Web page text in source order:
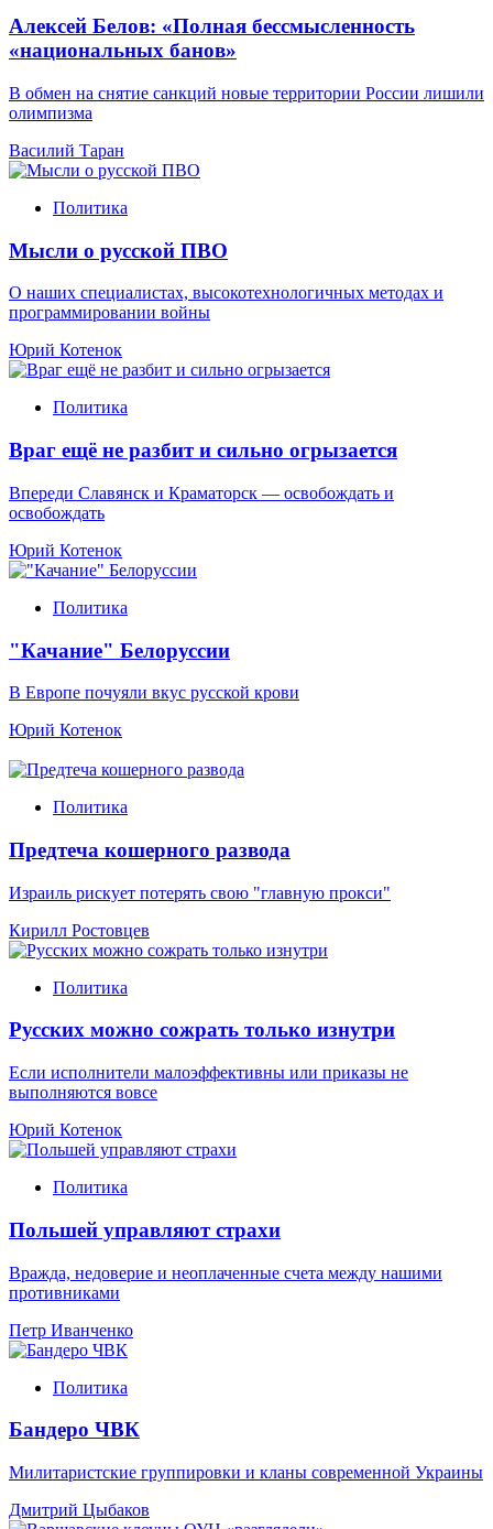
Алексей Белов: «Полная бессмысленность
«национальных банов»
В обмен на снятие санкций новые территории России лишили
олимпизма
Василий Таран
Политика
Мысли о русской ПВО
О наших специалистах, высокотехнологичных методах и
программировании войны
Юрий Котенок
Политика
Враг ещё не разбит и сильно огрызается
Впереди Славянск и Краматорск — освобождать и
освобождать
Юрий Котенок
Политика
"Качание" Белоруссии
В Европе почуяли вкус русской крови
Юрий Котенок
Политика
Предтеча кошерного развода
Израиль рискует потерять свою "главную прокси"
Кирилл Ростовцев
Политика
Русских можно сожрать только изнутри
Если исполнители малоэффективны или приказы не
выполняются вовсе
Юрий Котенок
Политика
Польшей управляют страхи
Вражда, недоверие и неоплаченные счета между нашими
противниками
Петр Иванченко
Политика
Бандеро ЧВК
Милитаристские группировки и кланы современной Украины
Дмитрий Цыбаков